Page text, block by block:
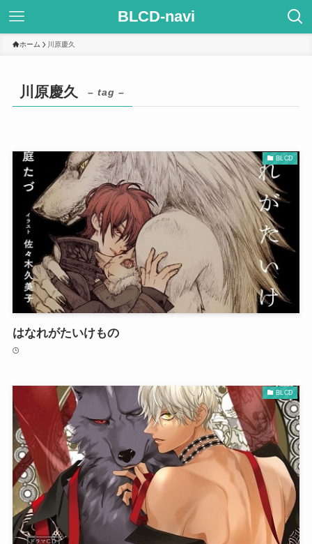
BLCD-navi
ホーム 川原慶久
川原慶久 – tag –
BLCD
はなれがたいけもの
BLCD